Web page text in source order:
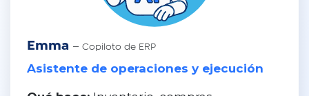
Emma — Copiloto de ERP
Asistente de operaciones y ejecución